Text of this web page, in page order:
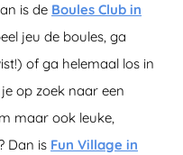
is de Boules Club in
jeu de boules, ga
of ga helemaal los in
op zoek naar een
maar ook leuke,
Dan is Fun Village in